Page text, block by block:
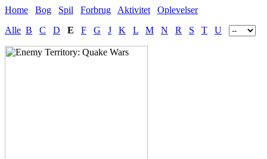
Home Bog Spil Forbrug Aktivitet
Oplevelser
Alle B C D E F G J K L M N R S T U